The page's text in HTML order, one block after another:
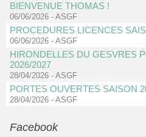
BIENVENUE THOMAS !
06/06/2026 - ASGF
PROCEDURES LICENCES
06/06/2026 - ASGF
HIRONDELLES DU GESVRES
2026/2027
28/04/2026 - ASGF
PORTES OUVERTES SAISON
28/04/2026 - ASGF
Facebook